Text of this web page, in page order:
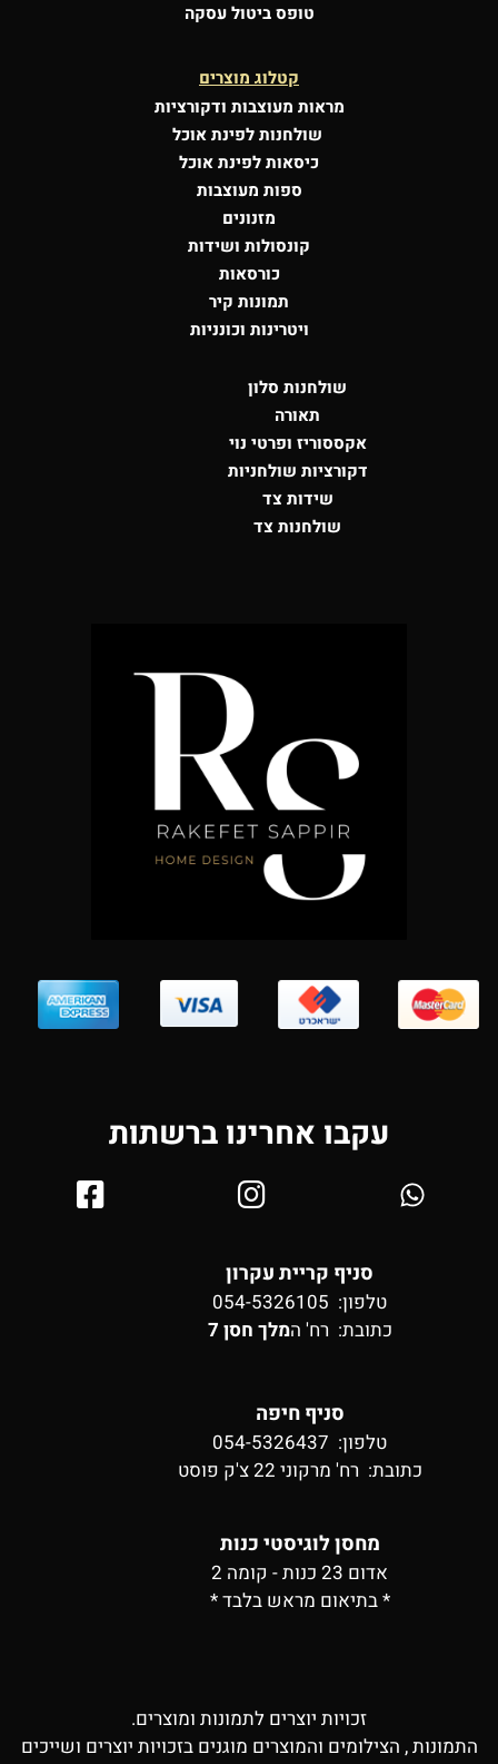
טופס ביטול עסקה
קטלוג מוצרים
מראות מעוצבות ודקורציות
שולחנות לפינת אוכל
כיסאות לפינת אוכל
ספות מעוצבות
מזנונים
קונסולות ושידות
כורסאות
תמונות קיר
ויטרינות וכונניות
שולחנות סלון
תאורה
אקססוריז ופרטי נוי
דקורציות שולחניות
שידות צד
שולחנות צד
עקבו אחרינו ברשתות
סניף קריית עקרון
טלפון: 054-5326105
כתובת: רח' המלך חסן 7
סניף חיפה
טלפון: 054-5326437
כתובת: רח' מרקוני 22 צ'ק פוסט
מחסן לוגיסטי כנות
אדום 23 כנות - קומה 2
* בתיאום מראש בלבד *
זכויות יוצרים לתמונות ומוצרים.
התמונות , הצילומים והמוצרים מוגנים בזכויות יוצרים ושייכים